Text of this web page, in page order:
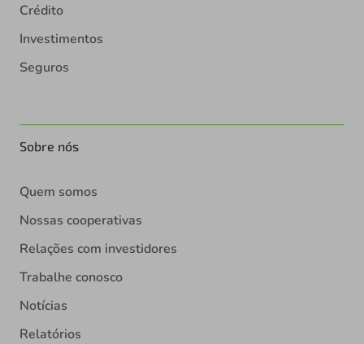
Crédito
Investimentos
Seguros
Sobre nós
Quem somos
Nossas cooperativas
Relações com investidores
Trabalhe conosco
Notícias
Relatórios